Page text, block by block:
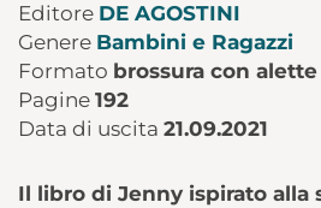
Editore DE AGOSTINI
Genere Bambini e Ragazzi
Formato brossura con alette
Pagine 192
Data di uscita 21.09.2021
Il libro di Jenny ispirato alla